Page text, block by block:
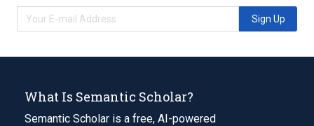
Sign Up
What Is Semantic Scholar?
Semantic Scholar is a free, AI-powered